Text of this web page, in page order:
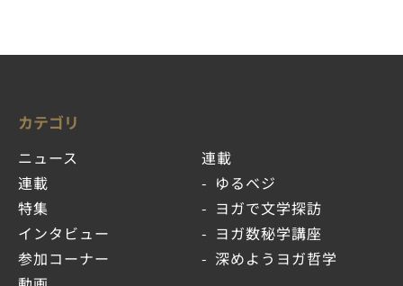
カテゴリ
ニュース
連載
特集
インタビュー
参加コーナー
連載
ゆるベジ
ヨガで文学探訪
ヨガ数秘学講座
深めようヨガ哲学